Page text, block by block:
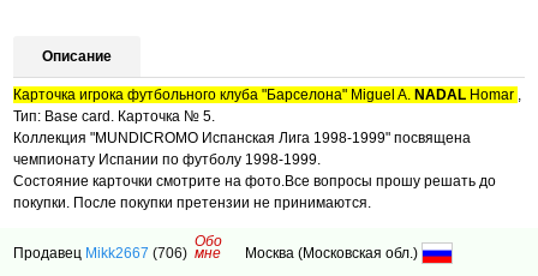
Описание
Карточка игрока футбольного клуба "Барселона" Miguel A. NADAL Homar ,
Тип: Base card. Карточка № 5.
Коллекция "MUNDICROMO Испанская Лига 1998-1999" посвящена
чемпионату Испании по футболу 1998-1999.
Состояние карточки смотрите на фото.Все вопросы прошу решать до
покупки. После покупки претензии не принимаются.
Продавец Mikk2667 (706)
Обо
мне Москва (Московская обл.)